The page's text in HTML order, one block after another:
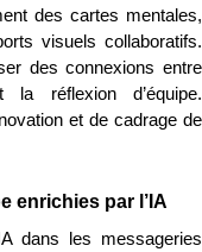
des cartes mentales,
visuels collaboratifs.
des connexions entre
réflexion d’équipe.
et de cadrage de
enrichies par l’IA
dans les messageries